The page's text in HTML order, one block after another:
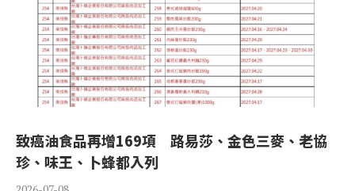
致癌油食品再增169項 路易莎、金色三麥、老協
珍、味王、卜蜂都入列